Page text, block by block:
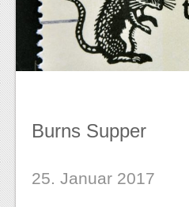
Burns Supper
25. Januar 2017